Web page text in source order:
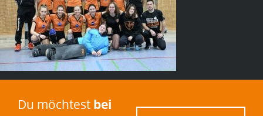
Du möchtest bei